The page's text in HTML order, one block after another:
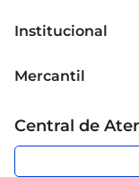
Institucional
Sobre Privacidade
Mercantil
Código de Ética
Central de